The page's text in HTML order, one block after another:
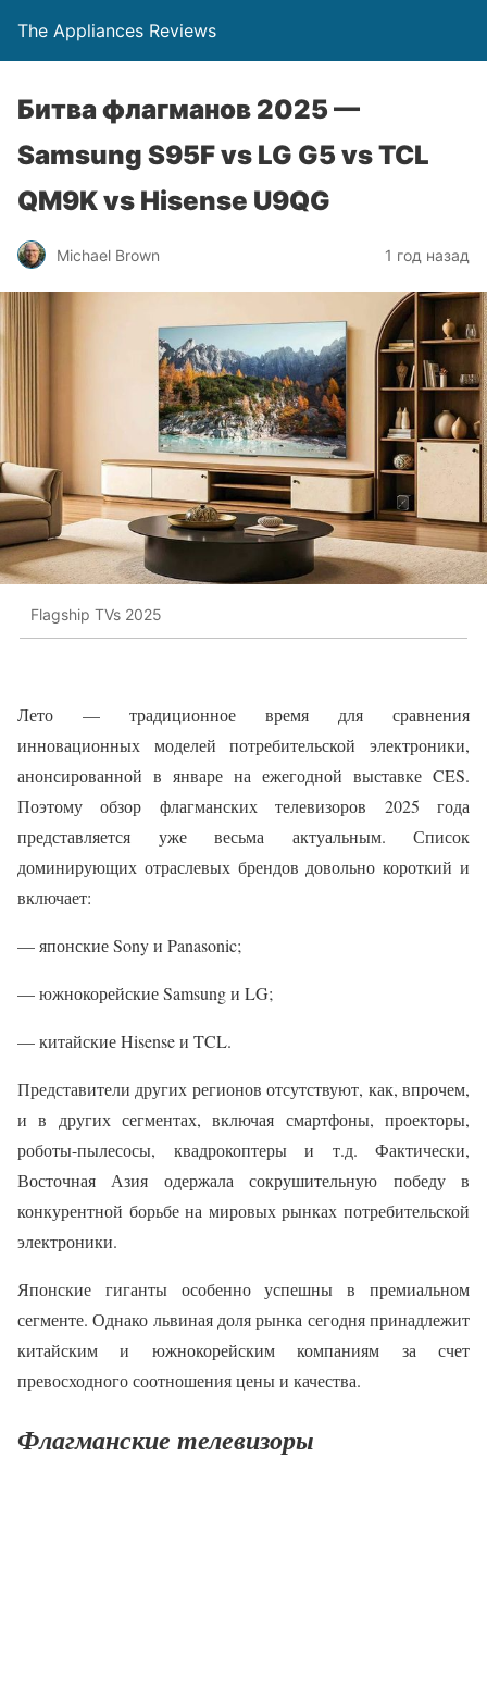
The Appliances Reviews
Битва флагманов 2025 —
Samsung S95F vs LG G5 vs TCL
QM9K vs Hisense U9QG
Michael Brown 1 год назад
Flagship TVs 2025
Лето — традиционное время для сравнения
инновационных моделей потребительской электроники,
анонсированной в январе на ежегодной выставке CES.
Поэтому обзор флагманских телевизоров 2025 года
представляется уже весьма актуальным. Список
доминирующих отраслевых брендов довольно короткий и
включает:
— японские Sony и Panasonic;
— южнокорейские Samsung и LG;
— китайские Hisense и TCL.
Представители других регионов отсутствуют, как, впрочем,
и в других сегментах, включая смартфоны, проекторы,
роботы-пылесосы, квадрокоптеры и т.д. Фактически,
Восточная Азия одержала сокрушительную победу в
конкурентной борьбе на мировых рынках потребительской
электроники.
Японские гиганты особенно успешны в премиальном
сегменте. Однако львиная доля рынка сегодня принадлежит
китайским и южнокорейским компаниям за счет
превосходного соотношения цены и качества.
Флагманские телевизоры